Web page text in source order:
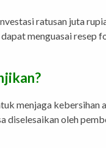
ratusan juta
dapat menguasai resep
menjaga kebersihan
diselesaikan oleh